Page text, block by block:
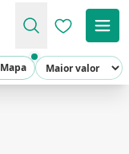
Favoritos
Mapa